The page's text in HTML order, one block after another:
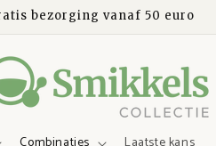
betalen en 30 dagen bedenktijd